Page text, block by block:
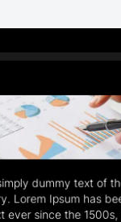
dummy text of
Lorem Ipsum has
ever since the 1500s,